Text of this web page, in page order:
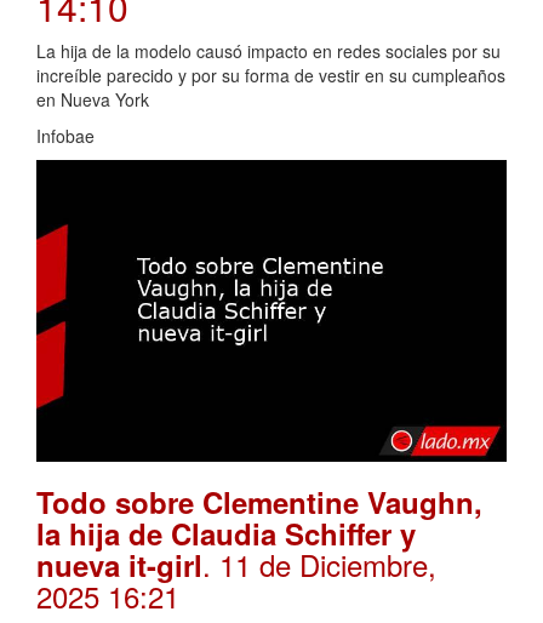
La hija de la modelo causó impacto en redes sociales por su
increíble parecido y por su forma de vestir en su cumpleaños
en Nueva York
Infobae
Todo sobre Clementine Vaughn,
la hija de Claudia Schiffer y
nueva it-girl. 11 de Diciembre,
2025 16:21